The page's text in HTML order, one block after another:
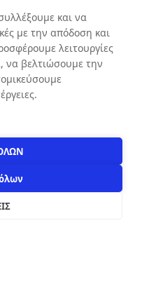
- 16:00
και να
με την απόδοση και
λειτουργίες
να βελτιώσουμε την